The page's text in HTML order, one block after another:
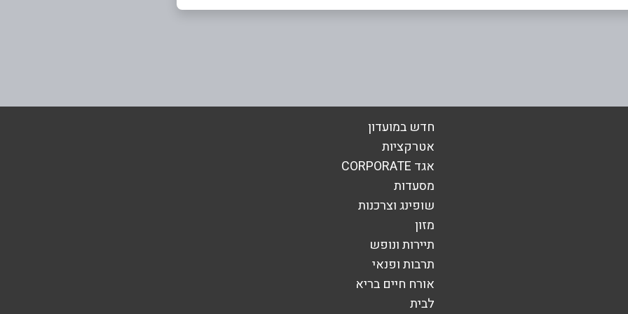
חדש במועדון
אטרקציות
אגד CORPORATE
מסעדות
שופינג וצרכנות
מזון
תיירות ונופש
תרבות ופנאי
אורח חיים בריא
לבית